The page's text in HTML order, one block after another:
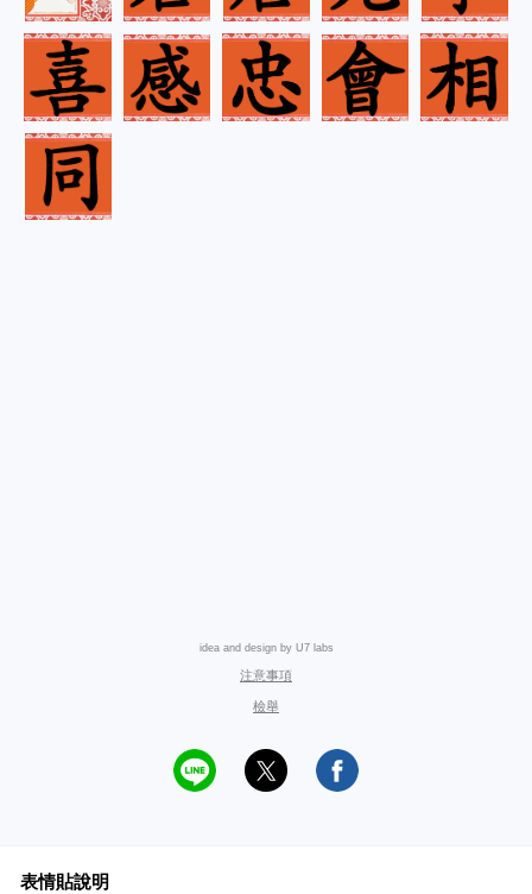
idea and design by U7 labs
注意事項
檢舉
表情貼說明